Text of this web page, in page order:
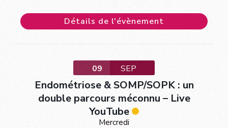
Détails de l'évènement
09 SEP
Endométriose & SOMP/SOPK : un
double parcours méconnu – Live
YouTube
Mercredi